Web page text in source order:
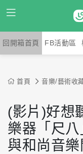
回開箱首頁 FB活動區
首頁 音樂/藝術收
(影片)好想
樂器「尺
與和尚音樂